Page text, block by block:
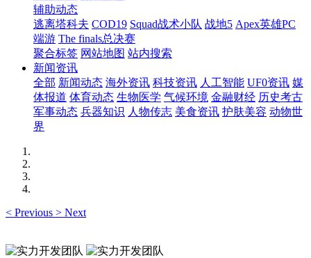
辅助动态
逃离塔科夫 COD19 Squad战术小队 战地5 Apex英雄PC
端游 The finals总决赛
聚合标签 网站地图 站内搜索
新闻资讯
全部 新闻动态 海外资讯 科技资讯 人工智能 UF0资讯 媒
体报道 体育动态 生物医学 气候环境 金融财经 历史考古
军事动态 兵器知识 人物传志 美食资讯 护肤美容 动物世
界
< Previous > Next